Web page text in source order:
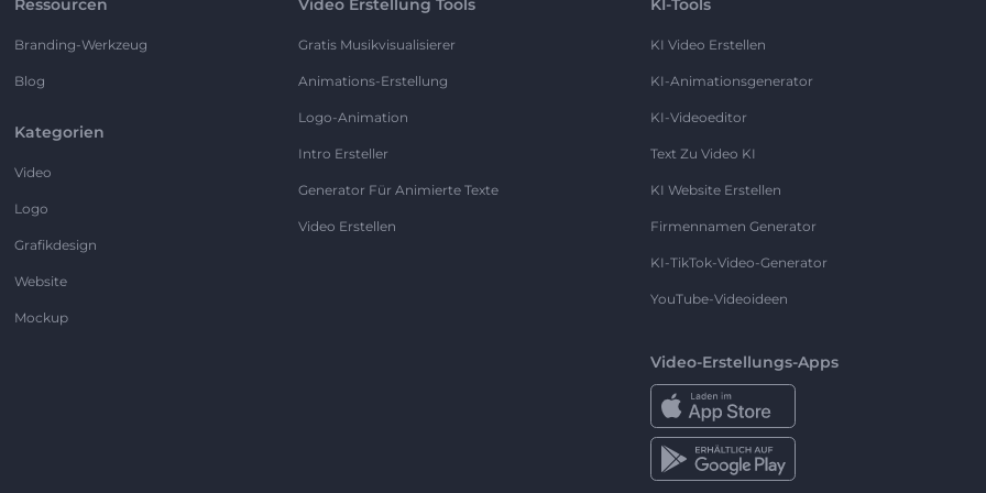
Ressourcen
Branding-Werkzeug
Blog
Kategorien
Video
Logo
Grafikdesign
Website
Mockup
Video Erstellung Tools
Gratis Musikvisualisierer
Animations-Erstellung
Logo-Animation
Intro Ersteller
Generator Für Animierte Texte
Video Erstellen
KI-Tools
KI Video Erstellen
KI-Animationsgenerator
KI-Videoeditor
Text Zu Video KI
KI Website Erstellen
Firmennamen Generator
KI-TikTok-Video-Generator
YouTube-Videoideen
Video-Erstellungs-Apps